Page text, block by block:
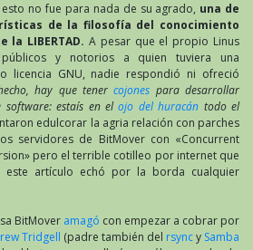
no fue para nada de su agrado, una de
de la filosofía del conocimiento
LIBERTAD. A pesar que el propio Linus
y notorios a quien tuviera una
licencia GNU, nadie respondió ni ofreció
hay que tenercojones para desarrollar
software: estaís en elojo del huracán todo el
edulcorar la agria relación con parches
servidores de BitMover con «Concurrent
pero el terrible cotilleo por internet que
este artículo echó por la borda cualquier
BitMover amagó con empezar a cobrar por
Tridgell (padre también del rsyncy Samba